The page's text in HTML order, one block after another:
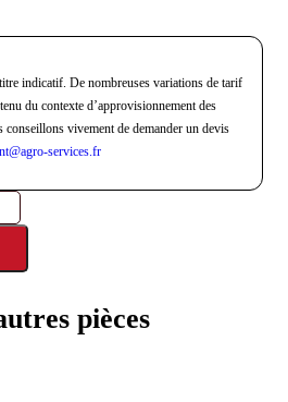
indicatif. De nombreuses variations de tarif
du contexte d’approvisionnement des
conseillons vivement de demander un devis
services.fr
pièces